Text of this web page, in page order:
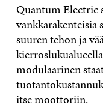
Quantum Electric
suuren tehon ja
modulaarinen
itse moottoriin.